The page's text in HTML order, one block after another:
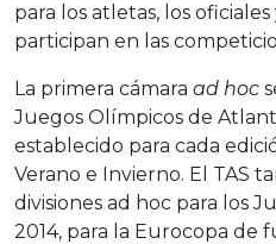
para los atletas, los
participan en las
La primera cámara ad hoc
Juegos Olímpicos de
establecido para cada
Verano e Invierno. El TAS
divisiones ad hoc para los
2014, para la Eurocopa de